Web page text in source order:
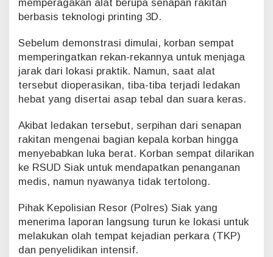
e
s
a
n
k
a
memperagakan alat berupa senapan rakitan
berbasis teknologi printing 3D.
Sebelum demonstrasi dimulai, korban sempat
memperingatkan rekan-rekannya untuk menjaga
jarak dari lokasi praktik. Namun, saat alat
tersebut dioperasikan, tiba-tiba terjadi ledakan
hebat yang disertai asap tebal dan suara keras.
Akibat ledakan tersebut, serpihan dari senapan
rakitan mengenai bagian kepala korban hingga
menyebabkan luka berat. Korban sempat dilarikan
ke RSUD Siak untuk mendapatkan penanganan
medis, namun nyawanya tidak tertolong.
Pihak Kepolisian Resor (Polres) Siak yang
menerima laporan langsung turun ke lokasi untuk
melakukan olah tempat kejadian perkara (TKP)
dan penyelidikan intensif.